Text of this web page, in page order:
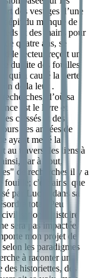
des vestiges d’une
dépit du manque de
et des mains pour
quatre ans, se
le lecteur reçoit un
du site des fouilles
qui a causé la perte
de la leur .
d’où sa
est le livre et
classés et des
des années de
ayant mené la
au travers des liens à
par à bout,
de recherches il y a
fouille; c'est ainsi que
par Lucial dans sa
total. Peu
civilisation, l'histoire
sera pas impactée.
mon projet de
les paradigmes
à raconter un
historiettes, des